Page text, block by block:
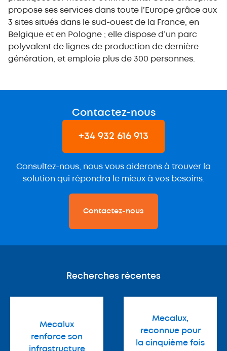
propose ses services dans toute l’Europe grâce aux
3 sites situés dans le sud-ouest de la France, en
Belgique et en Pologne ; elle dispose d’un parc
polyvalent de lignes de production de dernière
génération, et emploie plus de 300 personnes.
Contactez-nous
+34 932 616 913
Consultez-nous, nous vous aiderons à trouver la
solution qui répondra le mieux à vos besoins.
Contactez-nous
Recherches récentes
Mecalux
renforce son
infrastructure
Mecalux,
reconnue pour
la cinquième fois